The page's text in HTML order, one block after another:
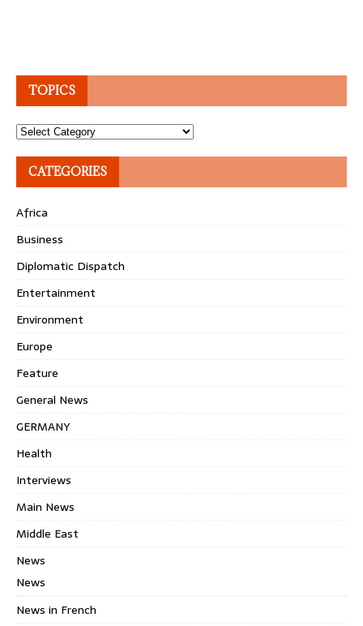
TOPICS
Topics
CATEGORIES
Africa
Business
Diplomatic Dispatch
Entertainment
Environment
Europe
Feature
General News
GERMANY
Health
Interviews
Main News
Middle East
News
News
News in French